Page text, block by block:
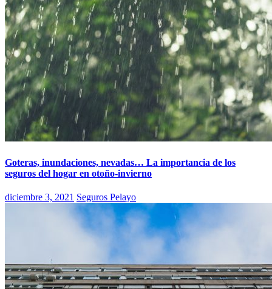
Goteras, inundaciones, nevadas… La importancia de los
seguros del hogar en otoño-invierno
diciembre 3, 2021 Seguros Pelayo